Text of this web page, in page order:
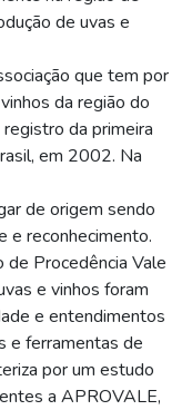
de uvas e
que tem por
da região do
da primeira
em 2002. Na
de origem sendo
e reconhecimento.
de Procedência Vale
e vinhos foram
e entendimentos
e ferramentas de
por um estudo
a APROVALE,